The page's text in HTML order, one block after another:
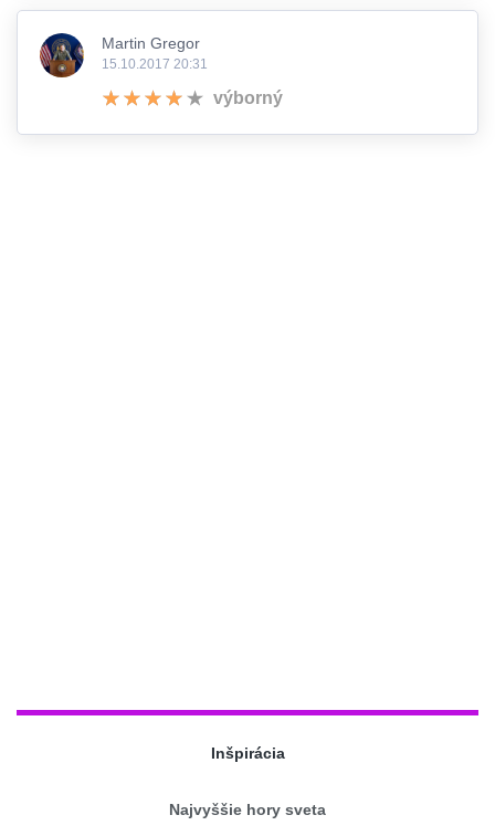
Martin Gregor
15.10.2017 20:31
výborný
Inšpirácia
Najvyššie hory sveta